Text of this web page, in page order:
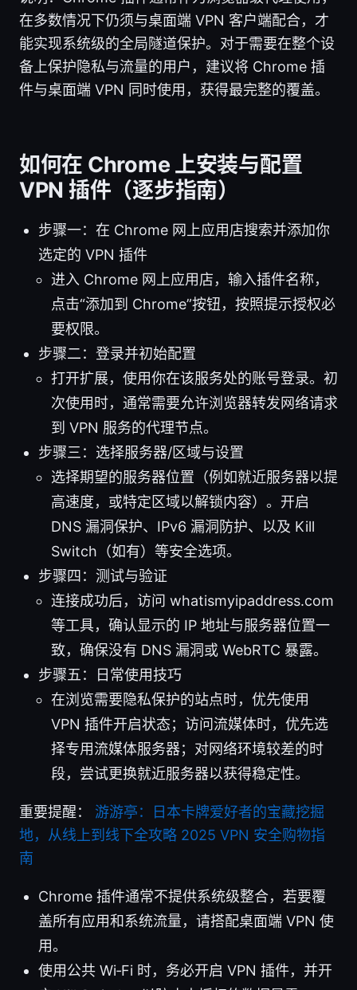
在多数情况下仍须与桌面端 VPN 客户端配合，才
能实现系统级的全局隧道保护。对于需要在整个设
备上保护隐私与流量的用户，建议将 Chrome 插
件与桌面端 VPN 同时使用，获得最完整的覆盖。
如何在 Chrome 上安装与配置
VPN 插件（逐步指南）
步骤一：在 Chrome 网上应用店搜索并添加你
选定的 VPN 插件
进入 Chrome 网上应用店，输入插件名称，
点击“添加到 Chrome”按钮，按照提示授权必
要权限。
步骤二：登录并初始配置
打开扩展，使用你在该服务处的账号登录。初
次使用时，通常需要允许浏览器转发网络请求
到 VPN 服务的代理节点。
步骤三：选择服务器/区域与设置
选择期望的服务器位置（例如就近服务器以提
高速度，或特定区域以解锁内容）。开启
DNS 漏洞保护、IPv6 漏洞防护、以及 Kill
Switch（如有）等安全选项。
步骤四：测试与验证
连接成功后，访问 whatismyipaddress.com
等工具，确认显示的 IP 地址与服务器位置一
致，确保没有 DNS 漏洞或 WebRTC 暴露。
步骤五：日常使用技巧
在浏览需要隐私保护的站点时，优先使用
VPN 插件开启状态；访问流媒体时，优先选
择专用流媒体服务器；对网络环境较差的时
段，尝试更换就近服务器以获得稳定性。
重要提醒： 游游亭：日本卡牌爱好者的宝藏挖掘
地，从线上到线下全攻略 2025 VPN 安全购物指
南
Chrome 插件通常不提供系统级整合，若要覆
盖所有应用和系统流量，请搭配桌面端 VPN 使
用。
使用公共 Wi‑Fi 时，务必开启 VPN 插件，并开